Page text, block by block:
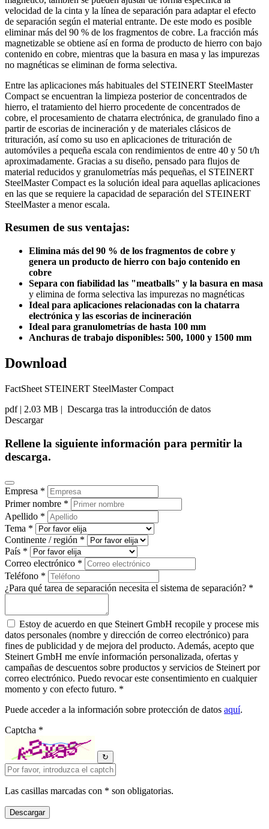
velocidad de la cinta y la línea de separación para adaptar el efecto
de separación según el material entrante. De este modo es posible
eliminar más del 90 % de los fragmentos de cobre. La fracción más
magnetizable se obtiene así en forma de producto de hierro con bajo
contenido en cobre, mientras que la basura en masa y las impurezas
no magnéticas se eliminan de forma selectiva.
Entre las aplicaciones más habituales del STEINERT SteelMaster
Compact se encuentran la limpieza posterior de concentrados de
hierro, el tratamiento del hierro procedente de concentrados de
cobre, el procesamiento de chatarra electrónica, de granulado fino a
partir de escorias de incineración y de materiales clásicos de
trituración, así como su uso en aplicaciones de trituración de
automóviles a pequeña escala con rendimientos de entre 40 y 50 t/h
aproximadamente. Gracias a su diseño, pensado para flujos de
material reducidos y granulometrías más pequeñas, el STEINERT
SteelMaster Compact es la solución ideal para aquellas aplicaciones
en las que se requiere la capacidad de separación del STEINERT
SteelMaster a menor escala.
Resumen de sus ventajas:
Elimina más del 90 % de los fragmentos de cobre y
genera un producto de hierro con bajo contenido en
cobre
Separa con fiabilidad las "meatballs" y la basura en masa
y elimina de forma selectiva las impurezas no magnéticas
Ideal para aplicaciones relacionadas con la chatarra
electrónica y las escorias de incineración
Ideal para granulometrías de hasta 100 mm
Anchuras de trabajo disponibles: 500, 1000 y 1500 mm
Download
FactSheet STEINERT SteelMaster Compact
pdf| 2.03 MB | Descarga tras la introducción de datos
Descargar
Rellene la siguiente información para permitir la
descarga.
Empresa *
Primer nombre *
Apellido *
Tema *
Continente / región *
País *
Correo electrónico *
Teléfono *
¿Para qué tarea de separación necesita el sistema de separación? *
Estoy de acuerdo en que Steinert GmbH recopile y procese mis
datos personales (nombre y dirección de correo electrónico) para
fines de publicidad y de mejora del producto. Además, acepto que
Steinert GmbH me envíe información personalizada, ofertas y
campañas de descuentos sobre productos y servicios de Steinert por
correo electrónico. Puedo revocar este consentimiento en cualquier
momento y con efecto futuro. *
Puede acceder a la información sobre protección de datos aquí.
Captcha *
↻
Las casillas marcadas con * son obligatorias.